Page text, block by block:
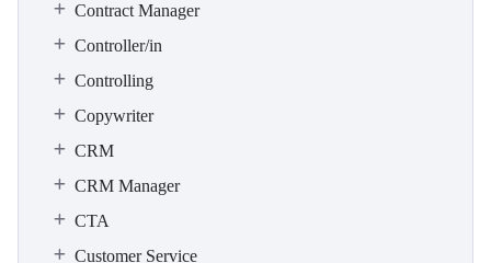
Contract Manager
Controller/in
Controlling
Copywriter
CRM
CRM Manager
CTA
Customer Service